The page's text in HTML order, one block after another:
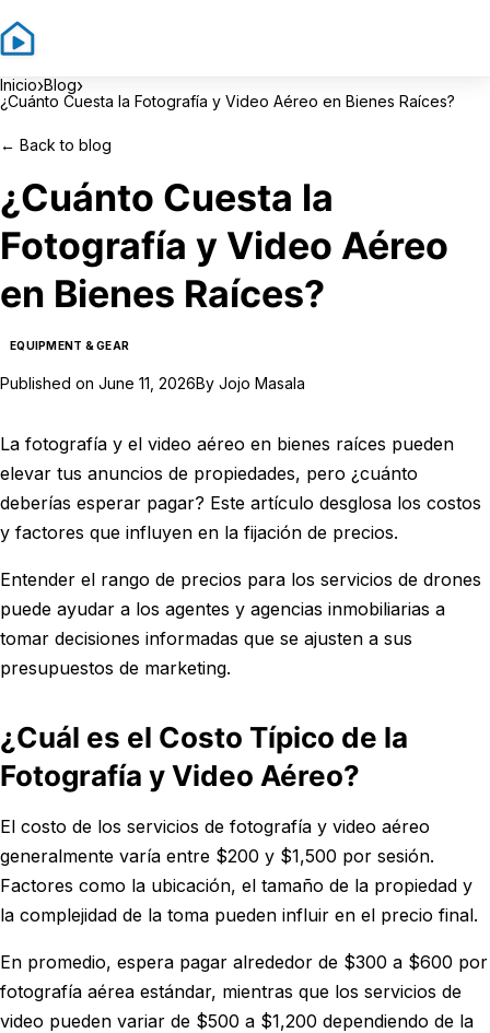
Inicio›Blog›
¿Cuánto Cuesta la Fotografía y Video Aéreo en Bienes Raíces?
← Back to blog
¿Cuánto Cuesta la
Fotografía y Video Aéreo
en Bienes Raíces?
EQUIPMENT & GEAR
Published on June 11, 2026By Jojo Masala
La fotografía y el video aéreo en bienes raíces pueden
elevar tus anuncios de propiedades, pero ¿cuánto
deberías esperar pagar? Este artículo desglosa los costos
y factores que influyen en la fijación de precios.
Entender el rango de precios para los servicios de drones
puede ayudar a los agentes y agencias inmobiliarias a
tomar decisiones informadas que se ajusten a sus
presupuestos de marketing.
¿Cuál es el Costo Típico de la
Fotografía y Video Aéreo?
El costo de los servicios de fotografía y video aéreo
generalmente varía entre $200 y $1,500 por sesión.
Factores como la ubicación, el tamaño de la propiedad y
la complejidad de la toma pueden influir en el precio final.
En promedio, espera pagar alrededor de $300 a $600 por
fotografía aérea estándar, mientras que los servicios de
video pueden variar de $500 a $1,200 dependiendo de la